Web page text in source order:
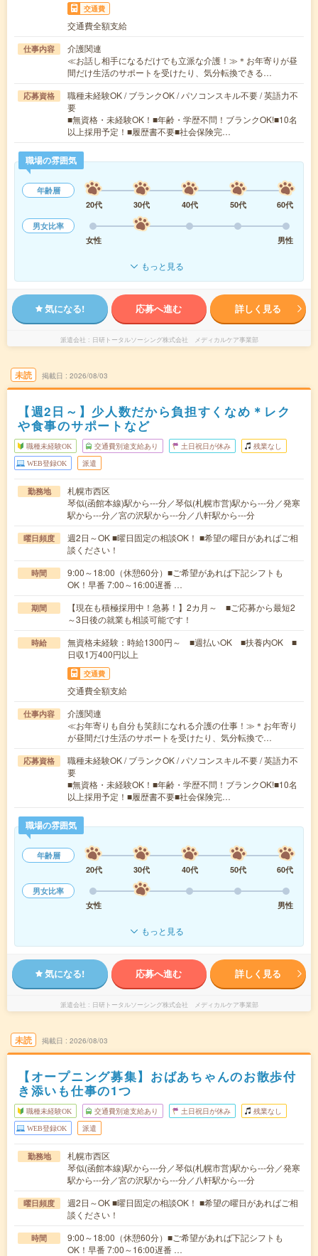
交通費
交通費全額支給
仕事内容
介護関連
≪お話し相手になるだけでも立派な介護！≫＊お年寄りが昼
間だけ生活のサポートを受けたり、気分転換できる…
応募資格
職種未経験OK / ブランクOK / パソコンスキル不要 / 英語力不
要
■無資格・未経験OK！■年齢・学歴不問！ブランクOK!■10名
以上採用予定！■履歴書不要■社会保険完…
職場の雰囲気
年齢層
20代
30代 40代 50代
60代
男女比率
女性
男性
もっと見る
気になる! 応募へ進む 詳しく見る
派遣会社 日研トータルソーシング株式会社 メディカルケア事業部
未読 掲載日 2026/08/03
【週2日～】少人数だから負担すくなめ＊レク
や食事のサポートなど
職種未経験OK 交通費別途支給あり 土日祝日が休み 残業なし
WEB登録OK 派遣
勤務地
札幌市西区
琴似(函館本線)駅から---分／琴似(札幌市営)駅から---分／発寒
駅から---分／宮の沢駅から---分／八軒駅から---分
曜日頻度
週2日～OK ■曜日固定の相談OK！ ■希望の曜日があればご相
談ください！
時間
9:00～18:00（休憩60分）■ご希望があれば下記シフトも
OK！早番 7:00～16:00遅番 …
期間
【現在も積極採用中！急募！】2カ月～ ■ご応募から最短2
～3日後の就業も相談可能です！
時給
無資格未経験：時給1300円～ ■週払いOK ■扶養内OK ■
日収1万400円以上
交通費
交通費全額支給
仕事内容
介護関連
≪お年寄りも自分も笑顔になれる介護の仕事！≫＊お年寄り
が昼間だけ生活のサポートを受けたり、気分転換で…
応募資格
職種未経験OK / ブランクOK / パソコンスキル不要 / 英語力不
要
■無資格・未経験OK！■年齢・学歴不問！ブランクOK!■10名
以上採用予定！■履歴書不要■社会保険完…
職場の雰囲気
年齢層
20代
30代 40代 50代
60代
男女比率
女性
男性
もっと見る
気になる! 応募へ進む 詳しく見る
派遣会社 日研トータルソーシング株式会社 メディカルケア事業部
未読 掲載日 2026/08/03
【オープニング募集】おばあちゃんのお散歩付
き添いも仕事の1つ
職種未経験OK 交通費別途支給あり 土日祝日が休み 残業なし
WEB登録OK 派遣
勤務地
札幌市西区
琴似(函館本線)駅から---分／琴似(札幌市営)駅から---分／発寒
駅から---分／宮の沢駅から---分／八軒駅から---分
曜日頻度
週2日～OK ■曜日固定の相談OK！ ■希望の曜日があればご相
談ください！
時間
9:00～18:00（休憩60分）■ご希望があれば下記シフトも
OK！早番 7:00～16:00遅番 …